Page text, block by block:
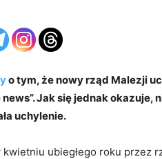
o tym, że nowy rząd Malezji
Jak się jednak okazuje,
uchylenie.
ubiegłego roku przez